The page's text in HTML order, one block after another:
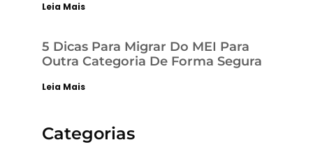
Leia Mais
5 Dicas Para Migrar Do MEI Para
Outra Categoria De Forma Segura
Leia Mais
Categorias